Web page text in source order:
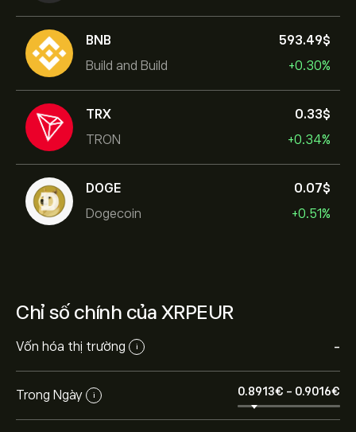
BNB
Build and Build
593.49‎$‎
+0.30%
TRX
TRON
0.33‎$‎
+0.34%
DOGE
Dogecoin
0.07‎$‎
+0.51%
Chỉ số chính của XRPEUR
Vốn hóa thị trường i -
Trong Ngày i 0.8913‎€‎ - 0.9016‎€‎